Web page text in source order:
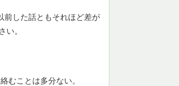
前した話ともそれほど差が
い。
むことは多分ない。